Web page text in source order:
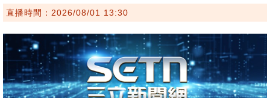
直播時間：2026/08/01 13:30